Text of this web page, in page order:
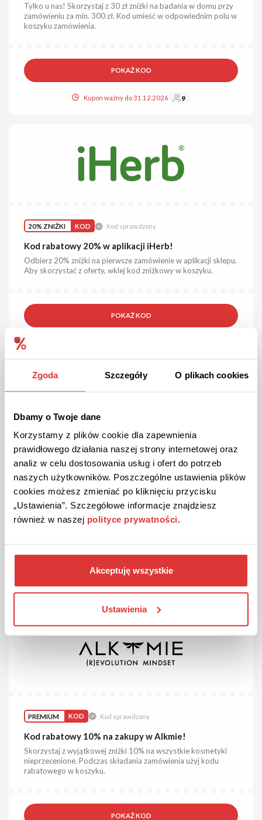
Zgoda Szczegóły O plikach cookies
Dbamy o Twoje dane
Korzystamy z plików cookie dla zapewnienia
prawidłowego działania naszej strony internetowej oraz
analiz w celu dostosowania usług i ofert do potrzeb
naszych użytkowników. Poszczególne ustawienia plików
cookies możesz zmieniać po kliknięciu przycisku
„Ustawienia”. Szczegółowe informacje znajdziesz
również w naszej polityce prywatności.
Akceptuję wszystkie
Ustawienia
Tylko u nas! Skorzystaj z 30 zł zniżki na badania w domu przy
zamówieniu za min. 300 zł. Kod umieść w odpowiednim polu w
koszyku zamówienia.
POKAŻ KOD
Kupon ważny do 31.12.2026 9
20% ZNIŻKI KOD Kod sprawdzony
Kod rabatowy 20% w aplikacji iHerb!
Odbierz 20% zniżki na pierwsze zamówienie w aplikacji sklepu.
Aby skorzystać z oferty, wklej kod zniżkowy w koszyku.
POKAŻ KOD
Kod rabatowy 40 zł na zamówienie w Doppelherz!
Zrób zakupy za min. 270 zł, a otrzymasz 40 zł zniżki. Aby
aktywować, wklej kod promocyjny w koszyku.
Kupon ważny do 31.12.2030 68
PREMIUM KOD Kod sprawdzony
Kod rabatowy 10% na zakupy w Alkmie!
Skorzystaj z wyjątkowej zniżki 10% na wszystkie kosmetyki
nieprzecenione. Podczas składania zamówienia użyj kodu
rabatowego w koszyku.
POKAŻ KOD